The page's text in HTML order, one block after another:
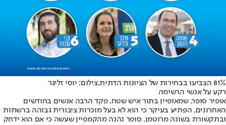
81% הצביעו בבחירות של הציונות הדתית,צילום: יוסי זליגר
רקע על אנשי הרשימה
אופיר סופר, שמאופיין בתור איש שטח, פקד הרבה אנשים בחודשים
האחרונים, הפתיע בעיקר כי הוא לא בעל מוכרות ציבורית גבוהה ברשתות
ובתקשורת בשונה מרוטמן. סופר נהנה מהקמפיין שעשה כי אם הוא ידחק